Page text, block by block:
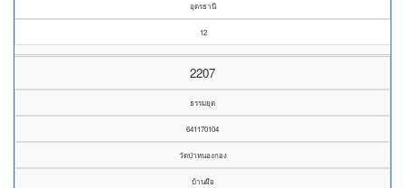
อุดรธานี
12
2207
ธรรมยุต
641170104
วัดป่าหนองกอง
บ้านผือ